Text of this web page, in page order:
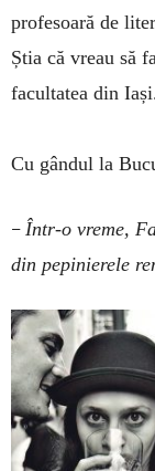
profesoară de
Știa că vreau să
facultatea din
Cu gândul la
– Într-o vreme,
din pepinierele